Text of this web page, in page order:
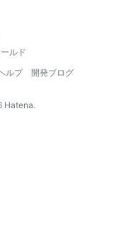
ルド
ルプ
開発ブログ
Hatena.